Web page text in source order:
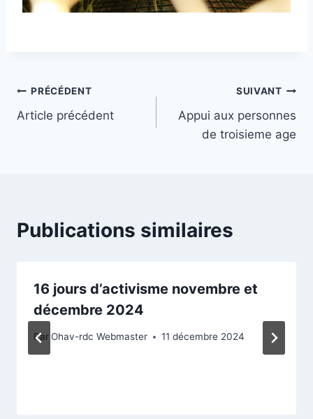
Navigation
de
PRÉCÉDENT
Article précédent
SUIVANT
Appui aux personnes
de troisieme age
Publications similaires
16 jours d’activisme novembre et
décembre 2024
ParOhav-rdc Webmaster 11 décembre 2024